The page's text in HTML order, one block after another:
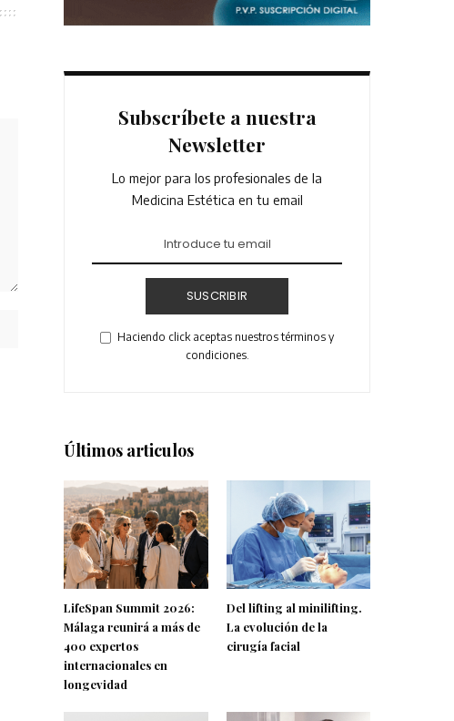
Subscríbete a nuestra
Newsletter
Lo mejor para los profesionales de la
Medicina Estética en tu email
SUSCRIBIR
Haciendo click aceptas nuestros términos y
condiciones.
Últimos articulos
LifeSpan Summit 2026:
Málaga reunirá a más de
400 expertos
internacionales en
longevidad
Del lifting al minilifting.
La evolución de la
cirugía facial